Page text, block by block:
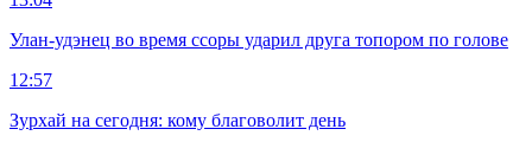
Улан-удэнец во время ссоры ударил друга топором по голове
12:57
Зурхай на сегодня: кому благоволит день